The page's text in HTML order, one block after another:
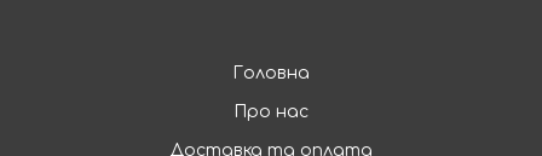
Головна
Про нас
Доставка та оплата